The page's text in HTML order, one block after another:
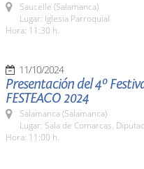
Saucelle (Salamanca)
Lugar: Iglesia Parroquial
Hora: 11:30 h.
11/10/2024
Presentación del 4º
FESTEACO 2024
Salamanca (Salamanca)
Lugar: Sala de Comarcas.
Hora: 11:00 h.